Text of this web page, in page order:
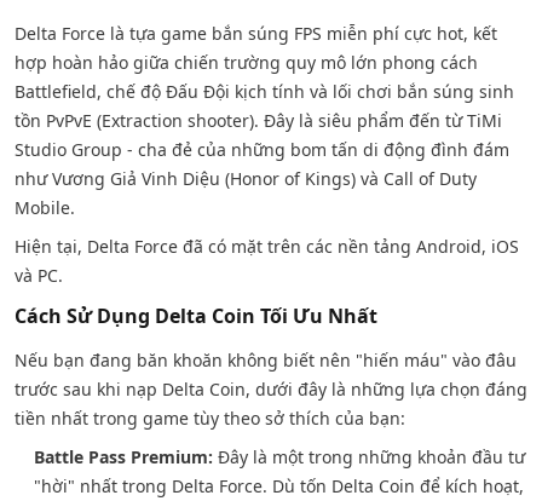
Delta Force là tựa game bắn súng FPS miễn phí cực hot, kết
hợp hoàn hảo giữa chiến trường quy mô lớn phong cách
Battlefield, chế độ Đấu Đội kịch tính và lối chơi bắn súng sinh
tồn PvPvE (Extraction shooter). Đây là siêu phẩm đến từ TiMi
Studio Group - cha đẻ của những bom tấn di động đình đám
như Vương Giả Vinh Diệu (Honor of Kings) và Call of Duty
Mobile.
Hiện tại, Delta Force đã có mặt trên các nền tảng Android, iOS
và PC.
Cách Sử Dụng Delta Coin Tối Ưu Nhất
Nếu bạn đang băn khoăn không biết nên "hiến máu" vào đâu
trước sau khi nạp Delta Coin, dưới đây là những lựa chọn đáng
tiền nhất trong game tùy theo sở thích của bạn:
Battle Pass Premium: Đây là một trong những khoản đầu tư
"hời" nhất trong Delta Force. Dù tốn Delta Coin để kích hoạt,